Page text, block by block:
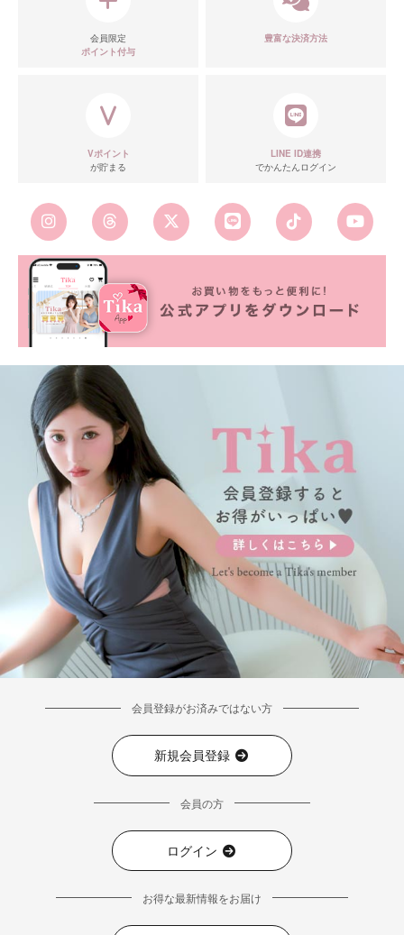
■カラーバリエーション
会員限定
ポイント付与
豊富な決済方法
Vポイント
が貯まる
LINE ID連携
でかんたんログイン
会員登録がお済みではない方
新規会員登録
会員の方
ログイン
お得な最新情報をお届け